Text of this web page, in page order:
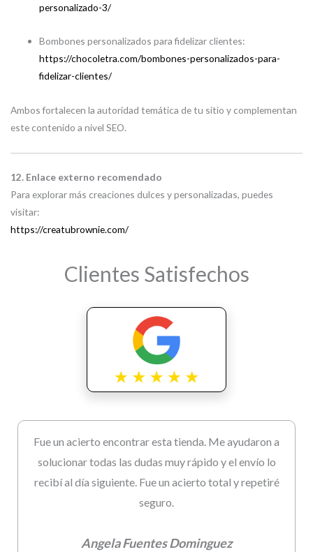
personalizado-3/
Bombones personalizados para fidelizar clientes:
https://chocoletra.com/bombones-personalizados-para-
fidelizar-clientes/
Ambos fortalecen la autoridad temática de tu sitio y complementan
este contenido a nivel SEO.
12. Enlace externo recomendado
Para explorar más creaciones dulces y personalizadas, puedes
visitar:
https://creatubrownie.com/
Clientes Satisfechos
Fue un acierto encontrar esta tienda. Me ayudaron a
solucionar todas las dudas muy rápido y el envío lo
recibí al día siguiente. Fue un acierto total y repetiré
seguro.
Angela Fuentes Dominguez